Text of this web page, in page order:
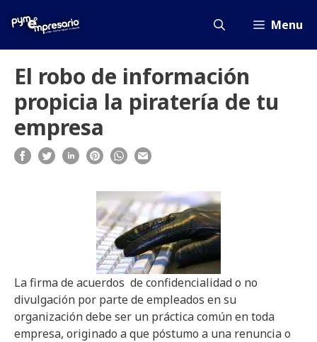
Menu
El robo de información
propicia la piratería de tu
empresa
La firma de acuerdos de confidencialidad o no
divulgación por parte de empleados en su
organización debe ser un práctica común en toda
empresa, originado a que póstumo a una renuncia o